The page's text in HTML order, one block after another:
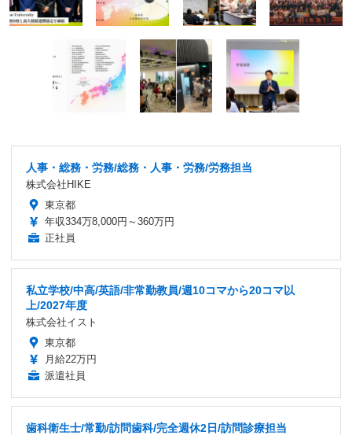
人事・総務・労務/総務・人事・労務/労務担当
株式会社HIKE
東京都
年収334万8,000円～360万円
正社員
私立学校/中高/英語/非常勤教員/週10コマから20コマ以
上/2027年度
株式会社イスト
東京都
月給22万円
派遣社員
歯科衛生士/常勤/訪問歯科/完全週休2日/訪問診療担当